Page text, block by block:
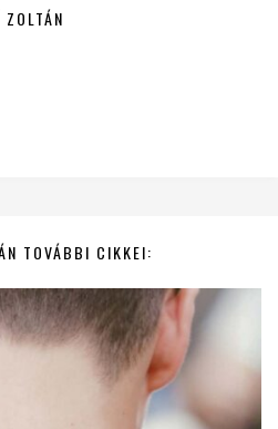
TOVÁBBI CIKKEI: